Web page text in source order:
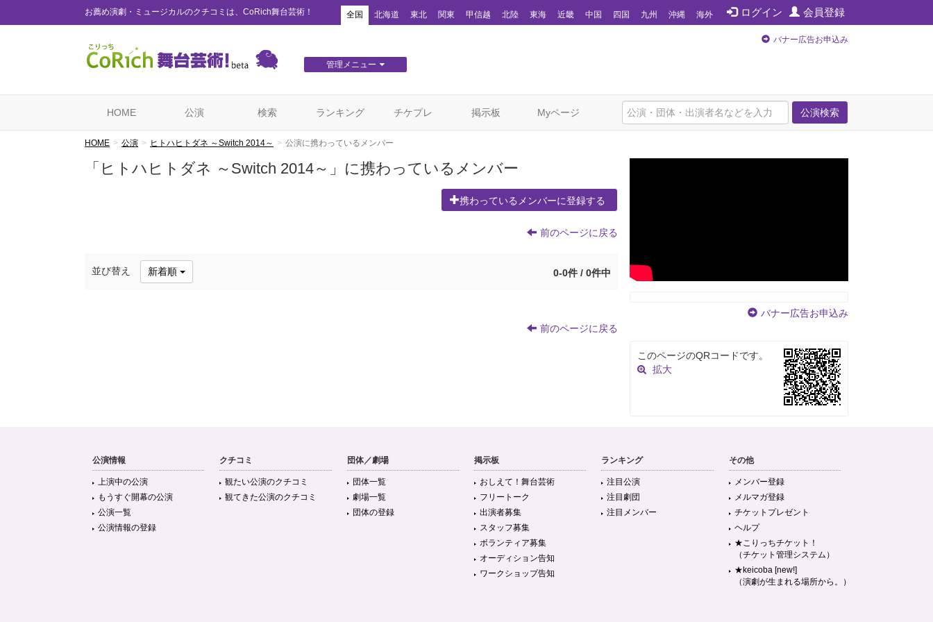
お薦め演劇・ミュージカルのクチコミは、CoRich舞台芸術！ ログイン 会員登録
全国 北海道 東北 関東 甲信越 北陸 東海 近畿 中国 四国 九州 沖縄 海外
管理メニュー
バナー広告お申込み
公演検索
HOME 公演 検索 ランキング チケプレ 掲示板 Myページ
HOME 公演 ヒトハヒトダネ ～Switch 2014～ 公演に携わっているメンバー
「ヒトハヒトダネ ～Switch 2014～」に携わっているメンバー
携わっているメンバーに登録する
前のページに戻る
並び替え 新着順 0-0件 / 0件中
前のページに戻る
バナー広告お申込み
このページのQRコードです。
拡大
公演情報
上演中の公演
もうすぐ開幕の公演
公演一覧
公演情報の登録
クチコミ
観たい公演のクチコミ
観てきた公演のクチコミ
団体／劇場
団体一覧
劇場一覧
団体の登録
掲示板
おしえて！舞台芸術
フリートーク
出演者募集
スタッフ募集
ボランティア募集
オーディション告知
ワークショップ告知
ランキング
注目公演
注目劇団
注目メンバー
その他
メンバー登録
メルマガ登録
チケットプレゼント
ヘルプ
★こりっちチケット！
（チケット管理システム）
★keicoba [new!]
（演劇が生まれる場所から。）